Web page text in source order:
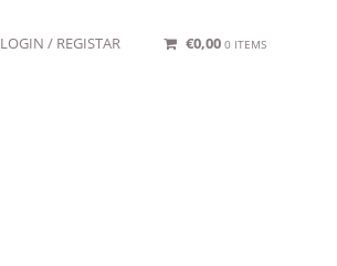
LOGIN / REGISTAR €0,00 0 ITEMS